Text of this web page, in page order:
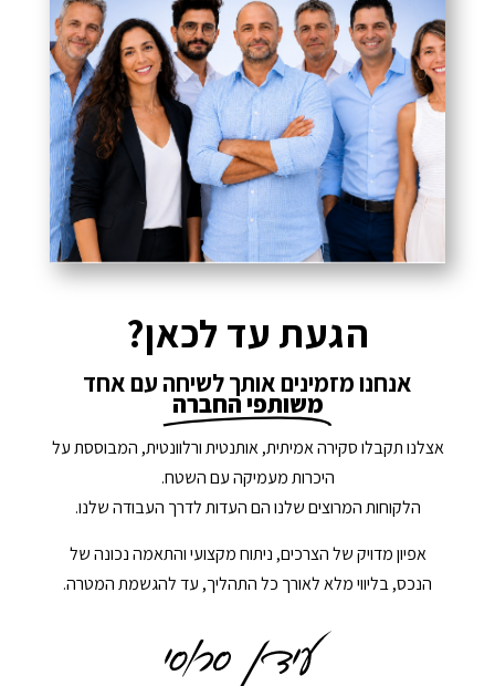
הגעת עד לכאן?
אנחנו מזמינים אותך לשיחה עם אחד
משותפי החברה
אצלנו תקבלו סקירה אמיתית, אותנטית ורלוונטית, המבוססת על
היכרות מעמיקה עם השטח.
הלקוחות המרוצים שלנו הם העדות לדרך העבודה שלנו.
אפיון מדויק של הצרכים, ניתוח מקצועי והתאמה נכונה של
הנכס, בליווי מלא לאורך כל התהליך, עד להגשמת המטרה.